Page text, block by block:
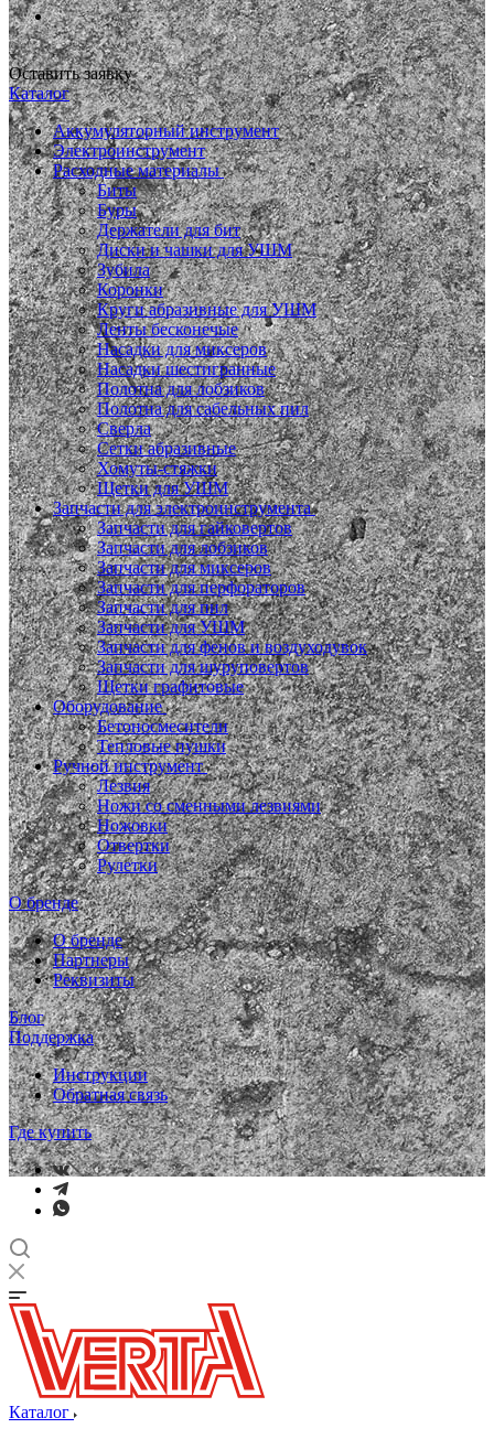
Оставить заявку
Каталог
Аккумуляторный инструмент
Электроинструмент
Расходные материалы
Биты
Буры
Держатели для бит
Диски и чашки для УШМ
Зубила
Коронки
Круги абразивные для УШМ
Ленты бесконечые
Насадки для миксеров
Насадки шестигранные
Полотна для лобзиков
Полотна для сабельных пил
Сверла
Сетки абразивные
Хомуты-стяжки
Щетки для УШМ
Запчасти для электроинструмента
Запчасти для гайковертов
Запчасти для лобзиков
Запчасти для миксеров
Запчасти для перфораторов
Запчасти для пил
Запчасти для УШМ
Запчасти для фенов и воздуходувок
Запчасти для шуруповертов
Щетки графитовые
Оборудование
Бетоносмесители
Тепловые пушки
Ручной инструмент
Лезвия
Ножи со сменными лезвиями
Ножовки
Отвертки
Рулетки
О бренде
О бренде
Партнеры
Реквизиты
Блог
Поддержка
Инструкции
Обратная связь
Где купить
Каталог